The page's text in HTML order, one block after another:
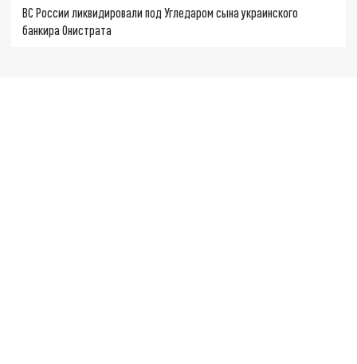
ВС России ликвидировали под Угледаром сына украинского
банкира Онистрата